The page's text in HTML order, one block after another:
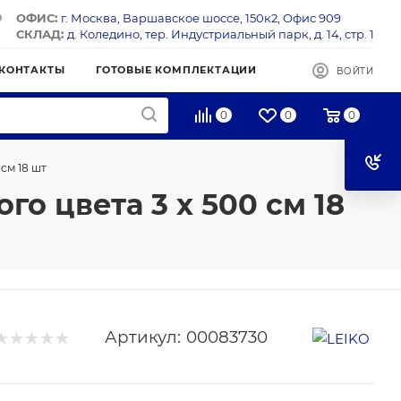
ОФИС: г. Москва, Варшавское шоссе, 150к2, Офис 909
СКЛАД: д. Коледино, тер. Индустриальный парк, д. 14, стр. 1
КОНТАКТЫ ГОТОВЫЕ КОМПЛЕКТАЦИИ ВОЙТИ
0 0 0
18 шт
цвета 3 х 500 см 18
Артикул: 00083730